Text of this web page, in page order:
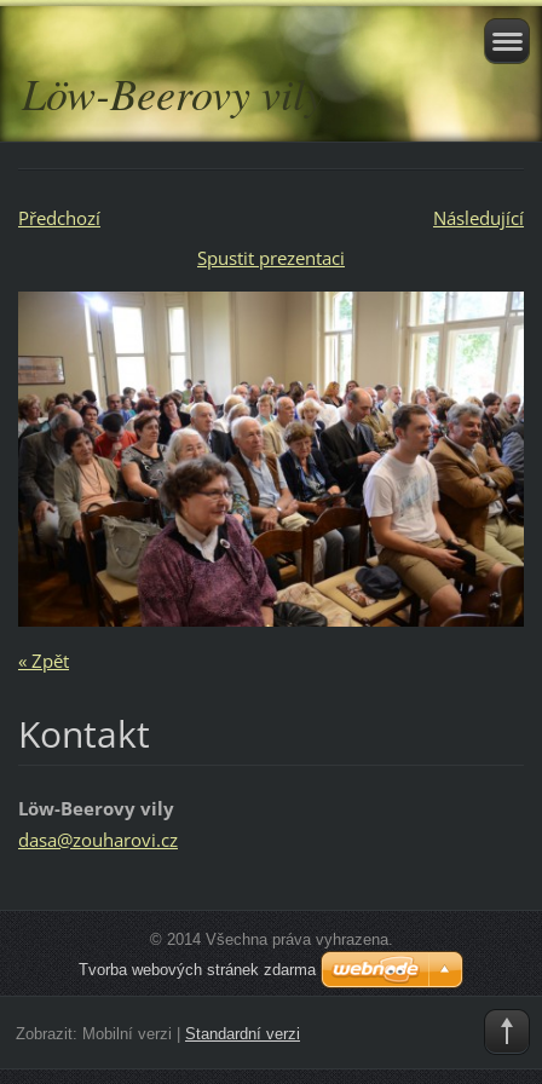
Löw-Beerovy vily
Předchozí
Následující
Spustit prezentaci
« Zpět
Kontakt
Löw-Beerovy vily
dasa@zouharovi.cz
© 2014 Všechna práva vyhrazena.
Tvorba webových stránek zdarma
Zobrazit: Mobilní verzi Standardní verzi